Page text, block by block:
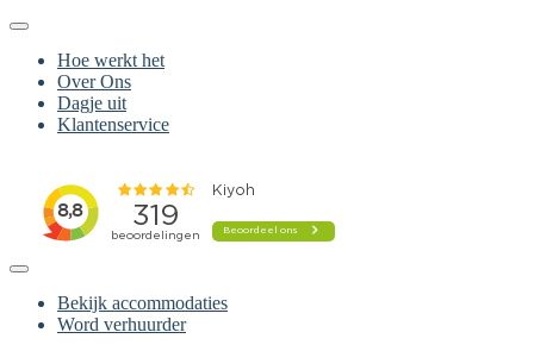
Hoe werkt het
Over Ons
Dagje uit
Klantenservice
Bekijk accommodaties
Word verhuurder